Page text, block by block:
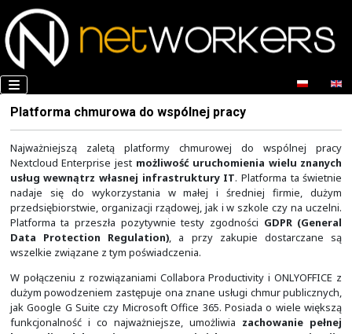
Platforma chmurowa do wspólnej pracy
Najważniejszą zaletą platformy chmurowej do
Nextcloud Enterprise jestmożliwość uruchomienia
usług wewnątrz własnej infrastruktury IT .
nadaje się do wykorzystania w małej i średniej
przedsiębiorstwie, organizacji rządowej, jak i w szkole
Platforma ta przeszła pozytywnie testy zgodności
Data Protection Regulation), a przy zakupie
wszelkie związane z tym poświadczenia.